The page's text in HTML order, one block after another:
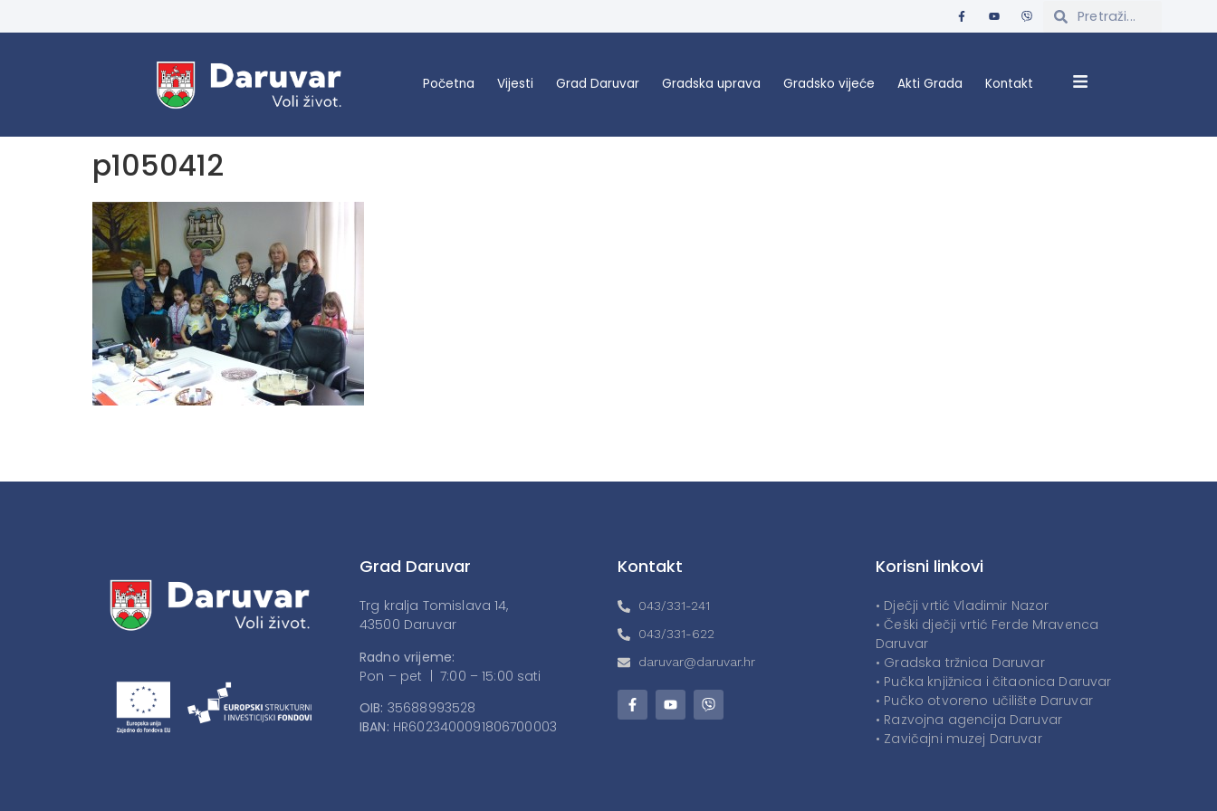
Početna Vijesti Grad Daruvar Gradska uprava Gradsko vijeće Akti Grada Kontakt
p1050412
Grad Daruvar
Trg kralja Tomislava 14,
43500 Daruvar
Radno vrijeme:
Pon – pet | 7:00 – 15:00 sati
OIB: 35688993528
IBAN: HR6023400091806700003
Kontakt
043/331-241
043/331-622
daruvar@daruvar.hr
Korisni linkovi
• Dječji vrtić Vladimir Nazor
• Češki dječji vrtić Ferde Mravenca
Daruvar
• Gradska tržnica Daruvar
• Pučka knjižnica i čitaonica Daruvar
• Pučko otvoreno učilište Daruvar
• Razvojna agencija Daruvar
• Zavičajni muzej Daruvar